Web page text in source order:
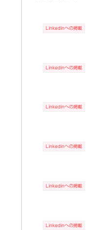
Linkedinへの掲載
Linkedinへの掲載
Linkedinへの掲載
Linkedinへの掲載
Linkedinへの掲載
Linkedinへの掲載